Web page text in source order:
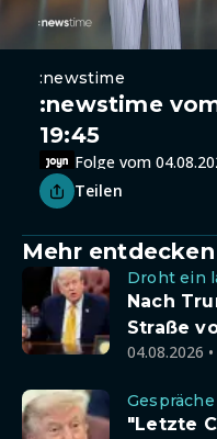
:newstime
:newstime
19:45
Folge vom
Teilen
Mehr entdecken
Droht ein
Nach
Straße
04.08.2026
"Letzte